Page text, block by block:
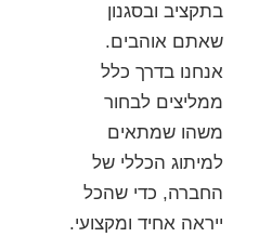
בתקציב ובסגנון
שאתם אוהבים.
אנחנו בדרך כלל
ממליצים לבחור
משהו שמתאים
למיתוג הכללי של
החברה, כדי שהכל
ייראה אחיד ומקצועי.